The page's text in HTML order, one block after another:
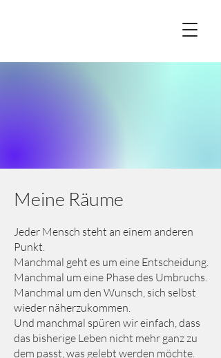
Meine Räume
Jeder Mensch steht an einem anderen
Punkt.
Manchmal geht es um eine Entscheidung.
Manchmal um eine Phase des Umbruchs.
Manchmal um den Wunsch, sich selbst
wieder näherzukommen.
Und manchmal spüren wir einfach, dass
das bisherige Leben nicht mehr ganz zu
dem passt, was gelebt werden möchte.